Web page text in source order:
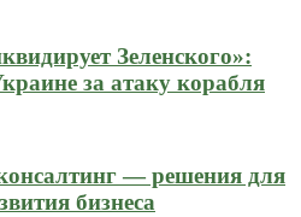
Зеленского»:
за атаку корабля
— решения для
бизнеса